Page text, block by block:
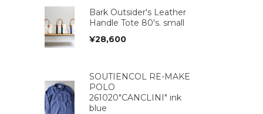
Bark Outsider's Leather
Handle Tote 80's. small
¥28,600
SOUTIENCOL RE-MAKE
POLO
261020"CANCLINI" ink
blue